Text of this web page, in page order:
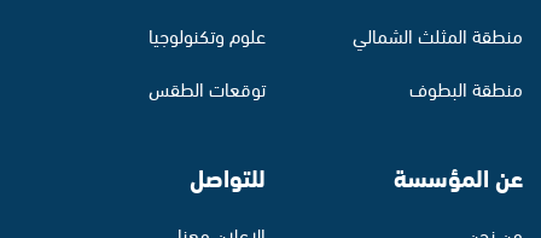
منطقة المثلث الشمالي
منطقة البطوف
علوم وتكنولوجيا
توقعات الطقس
عن المؤسسة للتواصل